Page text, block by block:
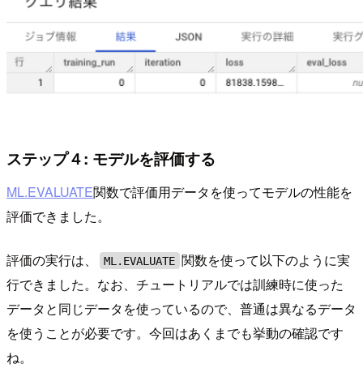
ステップ４: モデルを評価する
ML.EVALUATE関数で評価用データを使ってモデルの性能を
評価できました。
評価の実行は、 ML.EVALUATE 関数を使って以下のように実
行できました。なお、チュートリアルでは訓練時に使った
データと同じデータを使っているので、普通は異なるデータ
を使うことが必要です。今回はあくまでも挙動の確認です
ね。